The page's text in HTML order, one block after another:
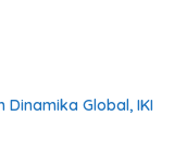
Global, IKI